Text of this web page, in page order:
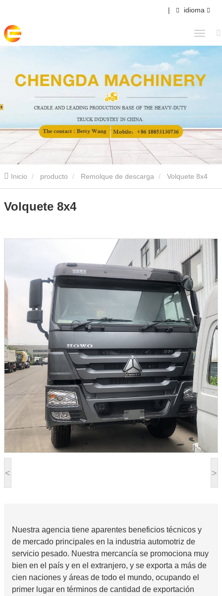
| idioma
Inicio producto Remolque de descarga Volquete 8x4
< >
Volquete 8x4
Nuestra agencia tiene aparentes beneficios técnicos y
de mercado principales en la industria automotriz de
servicio pesado. Nuestra mercancía se promociona muy
bien en el país y en el extranjero, y se exporta a más de
cien naciones y áreas de todo el mundo, ocupando el
primer lugar en términos de cantidad de exportación